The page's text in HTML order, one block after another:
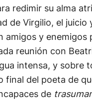
redimir su alma
de Virgilio, el juicio
amigos y enemigos
reunión con
intensa, y sobre
final del poeta de
de